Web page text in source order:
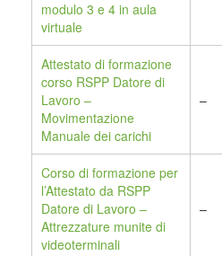
modulo 3 e 4 in aula
virtuale
Attestato di formazione
corso RSPP Datore di
Lavoro –
Movimentazione
Manuale dei carichi
–
Corso di formazione per
l’Attestato da RSPP
Datore di Lavoro –
Attrezzature munite di
videoterminali
–